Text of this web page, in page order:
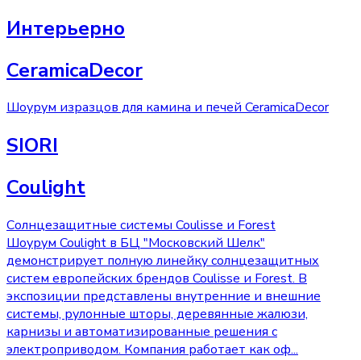
Интерьерно
CeramicaDecor
Шоурум изразцов для камина и печей CeramicaDecor
SIORI
Coulight
Солнцезащитные системы Coulisse и Forest
Шоурум Coulight в БЦ "Московский Шелк"
демонстрирует полную линейку солнцезащитных
систем европейских брендов Coulisse и Forest. В
экспозиции представлены внутренние и внешние
системы, рулонные шторы, деревянные жалюзи,
карнизы и автоматизированные решения с
электроприводом. Компания работает как оф...